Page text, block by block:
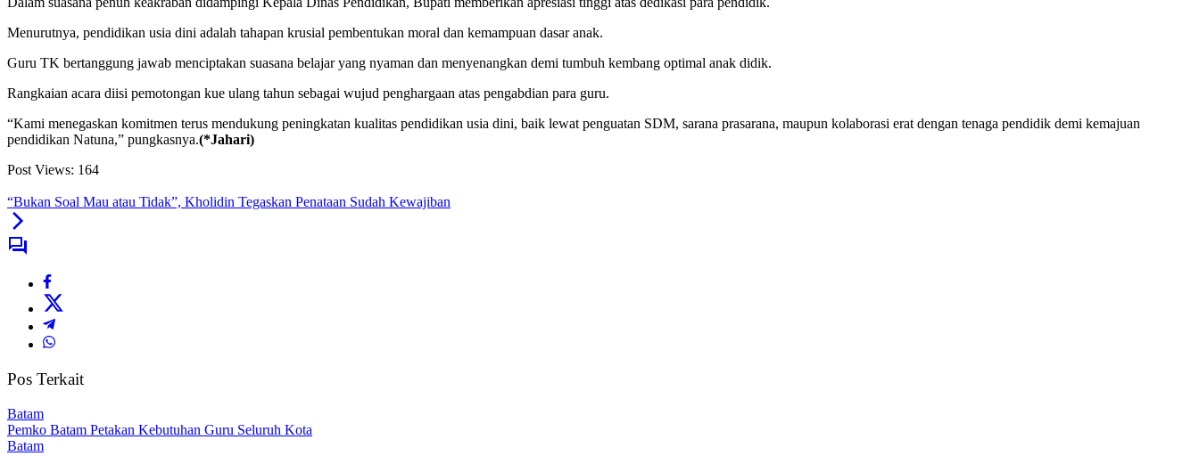
Menurutnya, pendidikan usia dini adalah tahapan krusial pembentukan moral dan kemampuan dasar anak.
Guru TK bertanggung jawab menciptakan suasana belajar yang nyaman dan menyenangkan demi tumbuh kembang optimal anak didik.
Rangkaian acara diisi pemotongan kue ulang tahun sebagai wujud penghargaan atas pengabdian para guru.
“Kami menegaskan komitmen terus mendukung peningkatan kualitas pendidikan usia dini, baik lewat penguatan SDM, sarana prasarana, maupun kolaborasi erat dengan tenaga pendidik demi kemajuan
pendidikan Natuna,” pungkasnya.(*Jahari)
Post Views: 164
“Bukan Soal Mau atau Tidak”, Kholidin Tegaskan Penataan Sudah Kewajiban
Pos Terkait
Batam
Pemko Batam Petakan Kebutuhan Guru Seluruh Kota
Batam